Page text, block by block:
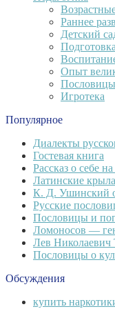
Раннее
Детский
Опыт
Пословицы
Игротека
Популярное
Диалекты
Гостевая книга
Рассказ о себе
Латинские
К. Д. Ушинский
Русские
Пословицы и
Ломоносов —
Лев Николаевич
Пословицы о
Обсуждения
купить